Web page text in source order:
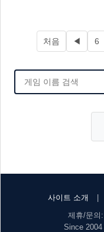
처음 ◀ 6
사이트 소개
제휴/문의:
Since 2004